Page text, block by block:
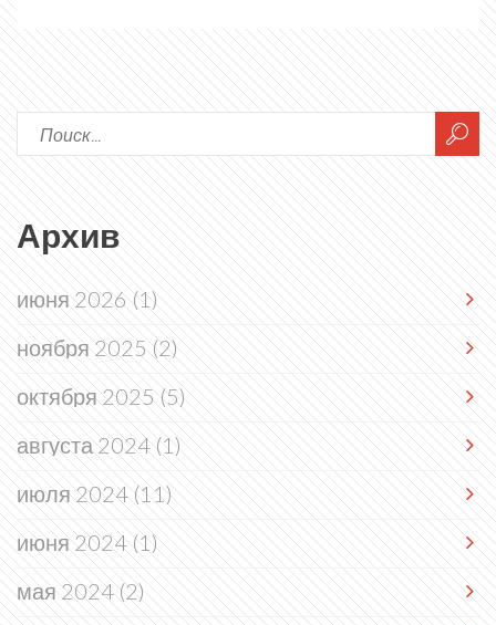
обладает минимум двумя аспектами, которые
можно менять перед началом матча.
Архив
июня 2026(1)
ноября 2025(2)
октября 2025(5)
августа 2024(1)
июля 2024(11)
июня 2024(1)
мая 2024(2)